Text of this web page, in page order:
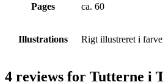
Pages ca. 60
Illustrations Rigt illustreret i
4 reviews for Tutterne i